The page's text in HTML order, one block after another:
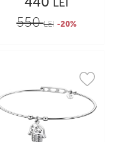
550LEI -20%